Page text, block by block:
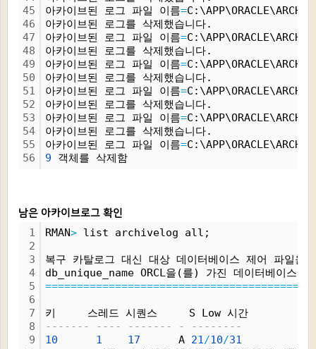
45
46
47
48
49
50
51
52
53
54
55
56
아카이브된 로그 파일 이름=
아카이브된 로그를 삭제했습니다.
아카이브된 로그 파일 이름=
아카이브된 로그를 삭제했습니다.
아카이브된 로그 파일 이름=
아카이브된 로그를 삭제했습니다.
아카이브된 로그 파일 이름=
아카이브된 로그를 삭제했습니다.
아카이브된 로그 파일 이름=
아카이브된 로그를 삭제했습니다.
아카이브된 로그 파일 이름=
9 객체를 삭제함
남은 아카이브로그 확인
1
2
3
4
5
6
7
8
9
RMAN> list archivelog all;
복구 카탈로그 대신 대상 데이터베이스 제어 파일을
db_unique_name ORCL을(를) 가진 데이터베이스에
========================================
키     스레드 시퀀스     S Low 시간
------- ---- ------- - --------
10
1 17 A 21/10/31